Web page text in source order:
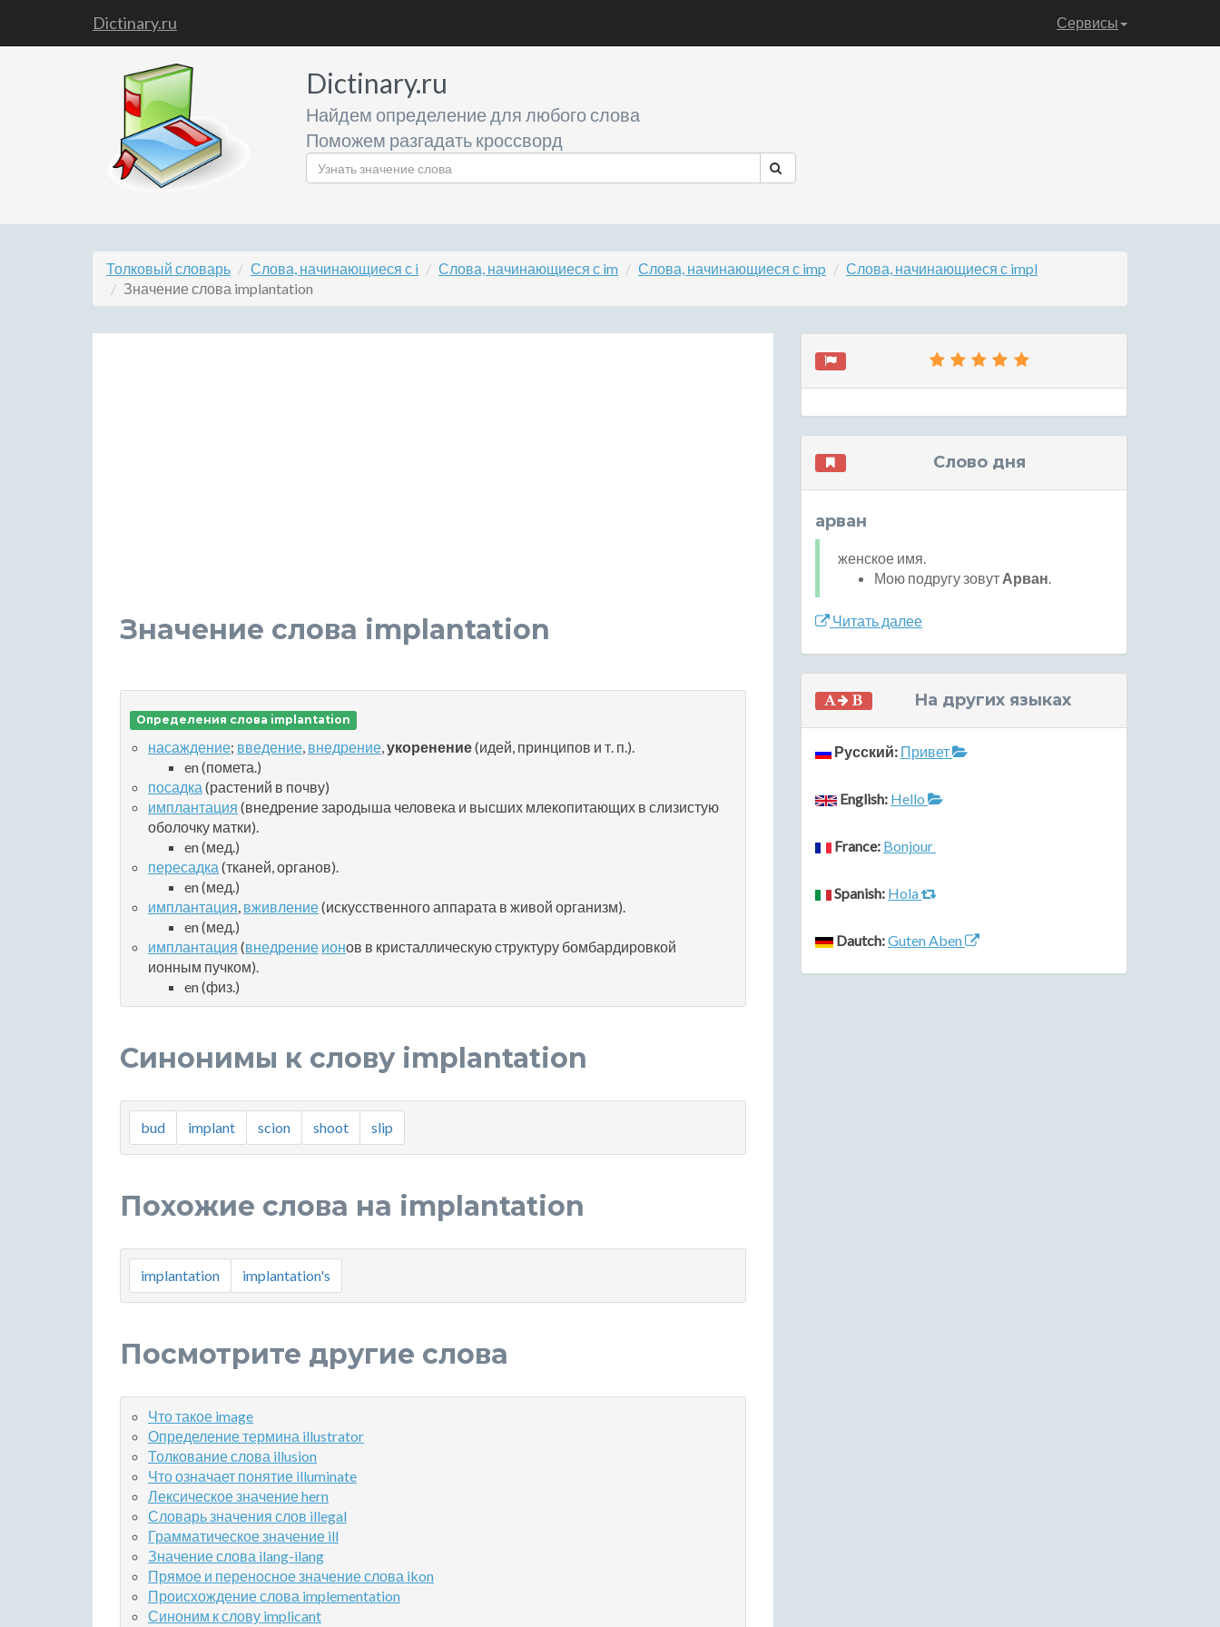
Dictinary.ru Сервисы
Dictinary.ru
Найдем определение для любого слова
Поможем разгадать кроссворд
Толковый словарь Слова, начинающиеся с i Слова, начинающиеся с im Слова, начинающиеся с imp
Слова, начинающиеся с impl
Значение слова implantation
Значение слова implantation
Определения слова implantation
насаждение; введение, внедрение,укоренение(идей, принципов и т. п.).
en (помета.)
посадка (растений в почву)
имплантация (внедрение зародыша человека и высших млекопитающих в слизистую
оболочку матки).
en (мед.)
пересадка (тканей, органов).
en (мед.)
имплантация, вживление(искусственного аппарата в живой организм).
en (мед.)
имплантация (внедрение ионов в кристаллическую структуру бомбардировкой
ионным пучком).
en (физ.)
Синонимы к слову implantation
bud implant scion shoot slip
Похожие слова на implantation
implantation implantation's
Посмотрите другие слова
Что такое image
Определение термина illustrator
Толкование слова illusion
Что означает понятие illuminate
Лексическое значение hern
Словарь значения слов illegal
Грамматическое значение ill
Значение слова ilang-ilang
Прямое и переносное значение слова ikon
Происхождение слова implementation
Синоним к слову implicant
Слово дня
арван
женское имя.
Мою подругу зовут Арван.
Читать далее
На других языках
Русский: Привет
English: Hello
France: Bonjour
Spanish: Hola
Dautch:Guten Aben